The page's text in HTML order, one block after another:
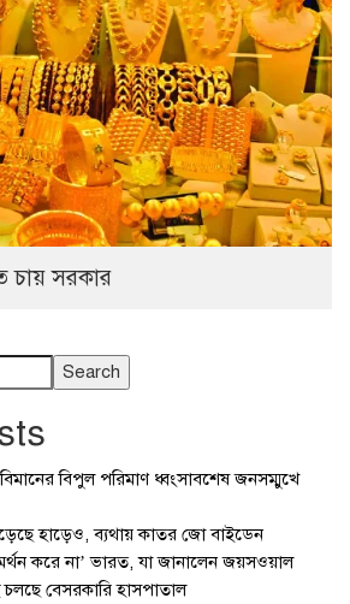
চায় সরকার
Search
বিপুল পরিমাণ ধ্বংসাবশেষ জনসম্মুখে
হাড়েও, ব্যথায় কাতর জো বাইডেন
করে না’ ভারত, যা জানালেন জয়সওয়াল
বেসরকারি হাসপাতাল